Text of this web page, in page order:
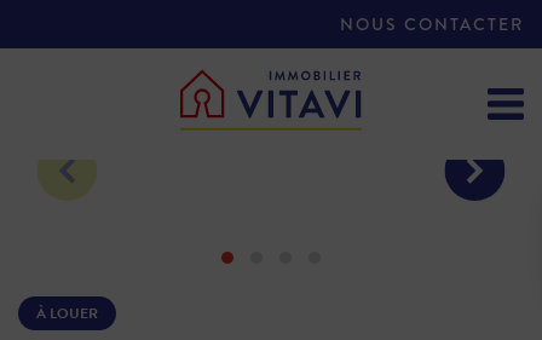
NOUS CONTACTER
À LOUER